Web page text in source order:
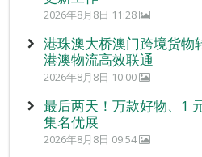
2026年8月8日 11:28
港珠澳大桥澳门跨境货物
港澳物流高效联通
2026年8月8日 10:00
最后两天！万款好物、1
集名优展
2026年8月8日 09:54